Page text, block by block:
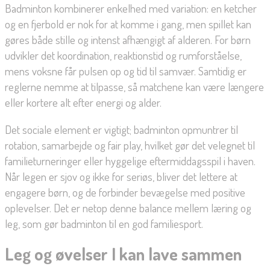
Badminton kombinerer enkelhed med variation: en ketcher
og en fjerbold er nok for at komme i gang, men spillet kan
gøres både stille og intenst afhængigt af alderen. For børn
udvikler det koordination, reaktionstid og rumforståelse,
mens voksne får pulsen op og tid til samvær. Samtidig er
reglerne nemme at tilpasse, så matchene kan være længere
eller kortere alt efter energi og alder.
Det sociale element er vigtigt; badminton opmuntrer til
rotation, samarbejde og fair play, hvilket gør det velegnet til
familieturneringer eller hyggelige eftermiddagsspil i haven.
Når legen er sjov og ikke for seriøs, bliver det lettere at
engagere børn, og de forbinder bevægelse med positive
oplevelser. Det er netop denne balance mellem læring og
leg, som gør badminton til en god familiesport.
Leg og øvelser I kan lave sammen